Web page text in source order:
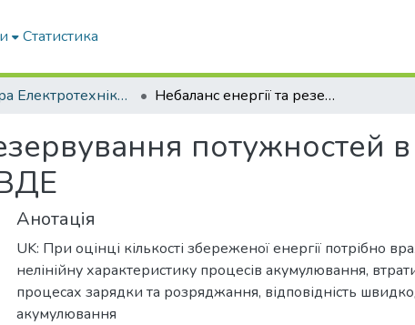
Статистика
Кафедра Електротехніки і електромеханіки ім. проф. В.В. Овчарова Небаланс енергії та резервування потужностей в системах електропостачання з ВДЕ
потужностей
Анотація
UK: При оцінці кількості збереженої енергії потрібно
нелінійну характеристику процесів акумулювання,
процесах зарядки та розряджання, відповідність
акумулювання